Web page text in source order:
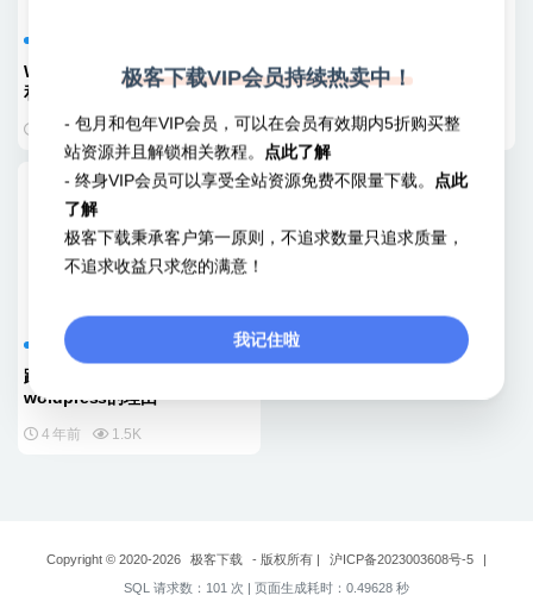
WordPress相比Shopify的优势
和劣势
4 年前 2.5K
WordPress网站前后台加载速
度慢的原因
4 年前 2.5K
WordPress文档
跨境外贸独立站选择
wordpress的理由
4 年前 1.5K
Copyright © 2020-2026 极客下载 - 版权所有 沪ICP备2023003608号-5
SQL 请求数：101 次
页面生成耗时：0.49628 秒
极客下载VIP会员持续热卖中！
- 包月和包年VIP会员，可以在会员有效期内5折购买整
站资源并且解锁相关教程。
点此了解
- 终身VIP会员可以享受全站资源免费不限量下载。
点此
了解
极客下载秉承客户第一原则，不追求数量只追求质量，
不追求收益只求您的满意！
我记住啦